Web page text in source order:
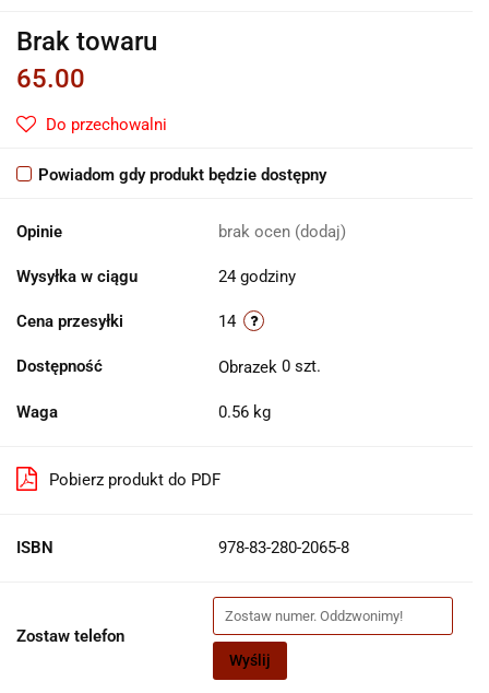
Brak towaru
65.00
Do przechowalni
Powiadom gdy produkt będzie dostępny
Opinie brak ocen (dodaj)
Wysyłka w ciągu 24 godziny
Cena przesyłki 14
Dostępność 0 szt.
Waga 0.56 kg
Pobierz produkt do PDF
ISBN 978-83-280-2065-8
Zostaw telefon
Wyślij